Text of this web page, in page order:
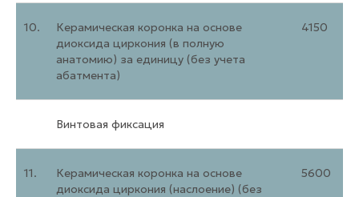
10.
Керамическая коронка на основе
диоксида циркония (в полную
анатомию) за единицу (без учета
абатмента)
4150
Винтовая фиксация
11.
Керамическая коронка на основе
диоксида циркония (наслоение) (без
5600